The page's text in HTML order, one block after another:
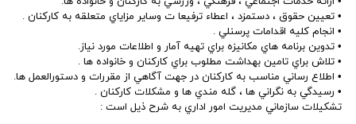
• تعيين حقوق ، دستمزد ، اعطاء ترفيعا ت وساير مزاياي متعلقه به كاركنان .
• انجام كليه اقدامات پرسنلي .
• تدوين برنامه هاي مكانيزه براي تهيه آمار و اطلاعات مورد نياز.
• تلاش براي تامين بهداشت مطلوب براي كاركنان و خانواده ها .
• اطلاع رساني مناسب به كاركنان در جهت آگاهي از مقررات و دستورالعمل ها.
• رسيدگي به نگراني ها ، گله مندي ها و مشكلات كاركنان .
تشكيلات سازماني مديريت امور اداري به شرح ذيل است :